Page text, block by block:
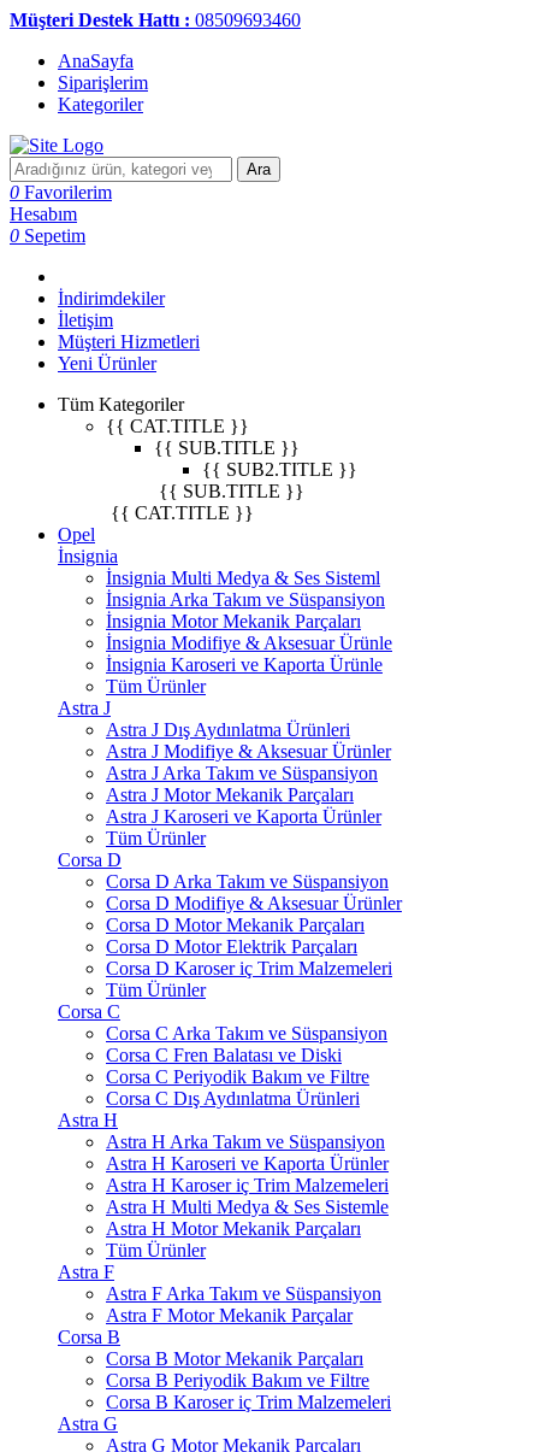
Müşteri Destek Hattı : 08509693460
AnaSayfa
Siparişlerim
Kategoriler
Ara
0 Favorilerim
Hesabım
0 Sepetim
İndirimdekiler
İletişim
Müşteri Hizmetleri
Yeni Ürünler
Tüm Kategoriler
{{ CAT.TITLE }}
{{ SUB.TITLE }}
{{ SUB2.TITLE }}
{{ SUB.TITLE }}
{{ CAT.TITLE }}
Opel
İnsignia
İnsignia Multi Medya & Ses Sisteml
İnsignia Arka Takım ve Süspansiyon
İnsignia Motor Mekanik Parçaları
İnsignia Modifiye & Aksesuar Ürünle
İnsignia Karoseri ve Kaporta Ürünle
Tüm Ürünler
Astra J
Astra J Dış Aydınlatma Ürünleri
Astra J Modifiye & Aksesuar Ürünler
Astra J Arka Takım ve Süspansiyon
Astra J Motor Mekanik Parçaları
Astra J Karoseri ve Kaporta Ürünler
Tüm Ürünler
Corsa D
Corsa D Arka Takım ve Süspansiyon
Corsa D Modifiye & Aksesuar Ürünler
Corsa D Motor Mekanik Parçaları
Corsa D Motor Elektrik Parçaları
Corsa D Karoser iç Trim Malzemeleri
Tüm Ürünler
Corsa C
Corsa C Arka Takım ve Süspansiyon
Corsa C Fren Balatası ve Diski
Corsa C Periyodik Bakım ve Filtre
Corsa C Dış Aydınlatma Ürünleri
Astra H
Astra H Arka Takım ve Süspansiyon
Astra H Karoseri ve Kaporta Ürünler
Astra H Karoser iç Trim Malzemeleri
Astra H Multi Medya & Ses Sistemle
Astra H Motor Mekanik Parçaları
Tüm Ürünler
Astra F
Astra F Arka Takım ve Süspansiyon
Astra F Motor Mekanik Parçalar
Corsa B
Corsa B Motor Mekanik Parçaları
Corsa B Periyodik Bakım ve Filtre
Corsa B Karoser iç Trim Malzemeleri
Astra G
Astra G Motor Mekanik Parçaları